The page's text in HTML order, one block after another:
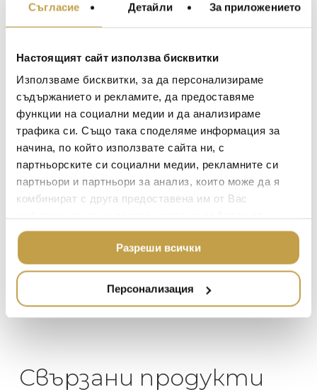
Съгласие Детайли За приложението
Настоящият сайт използва бисквитки
Използваме бисквитки, за да персонализираме
съдържанието и рекламите, да предоставяме
функции на социални медии и да анализираме
трафика си. Също така споделяме информация за
начина, по който използвате сайта ни, с
партньорските си социални медии, рекламните си
партньори и партньори за анализ, които може да я
комбинират с друга предоставена им от Вас
ползването от Ваша страна на услугите им.
Разреши всички
Персонализация
мишлета Mac, Step и Lop. Верни приятели,
същевременно любопитни. Прекрасен
стая, на етажерката около книгите или с
за
2021-06-01
Много интересни
персонал.
Свързани продукти
МЕБЕЛИ ЗА ДОМА И
ЗА МАСАТА
ТЕКСТИЛ ЗА ДОМА
АРОМАТИ ЗА ДОМА
ИЗКУСТВО И КНИГИ
ВИСОК КЛАС
МЕБЕЛИ
ПОДАРЪЦИ
BACCARAT
TOM DIXON
MICHAEL ARAM
ASSOULINE
SELETTI
DOLCE & GABBANA
ETHNICRAFT
ZUIVER
DUTCHBONE